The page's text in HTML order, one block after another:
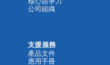
公司組織
支援服務
產品文件
應用手冊